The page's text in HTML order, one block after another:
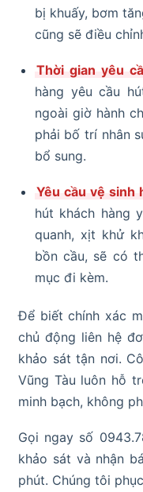
bị khuấy, bơm
cũng sẽ điều
Thời gian yêu
hàng yêu cầu
ngoài giờ hành
phải bố trí nhân
bổ sung.
Yêu cầu vệ sinh
hút khách hàng
quanh, xịt khử
bồn cầu, sẽ có
mục đi kèm.
Để biết chính xác
chủ động liên hệ
khảo sát tận nơi.
Vũng Tàu luôn hỗ
minh bạch, không
Gọi ngay số
khảo sát và nhận
phút. Chúng tôi